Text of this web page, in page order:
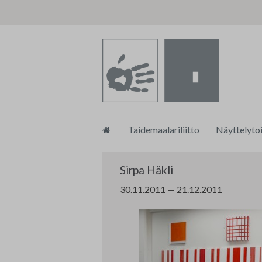
Taidemaalariliitto
Tasa-arvo ja
Turvallisemman tilan ohjeistus
Muu
Sirpa Häkli
30.11.2011 — 21.12.2011